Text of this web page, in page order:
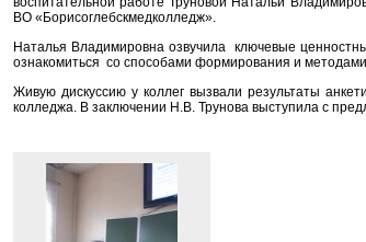
ВО «Борисоглебскмедколледж».
Наталья Владимировна озвучила ключевые
ознакомиться со способами формирования и
Живую дискуссию у коллег вызвали результаты
колледжа. В заключении Н.В. Трунова выступила с